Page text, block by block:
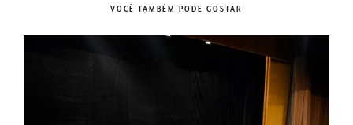
VOCÊ TAMBÉM PODE GOSTAR